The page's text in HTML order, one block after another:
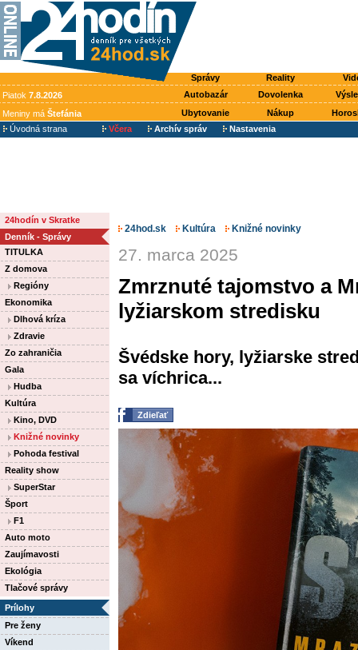
Správy Reality
Piatok 7.8.2026 Autobazár Dovolenka
Meniny má Štefánia Ubytovanie Nákup
Úvodná strana
Včera Archív správ Nastavenia
24hodín v Skratke
Denník - Správy
TITULKA
Z domova
Regióny
Ekonomika
Dlhová kríza
Zdravie
Zo zahraničia
Gala
Hudba
Kultúra
Kino, DVD
Knižné novinky
Pohoda festival
Reality show
SuperStar
Šport
F1
Auto moto
Zaujímavosti
Ekológia
Tlačové správy
Prílohy
Pre ženy
Víkend
24hod.sk Kultúra Knižné novinky
27. marca 2025
Zmrznuté tajomstvo a
lyžiarskom stredisku
Švédske hory, lyžiarske
sa víchrica...
Zdieľať